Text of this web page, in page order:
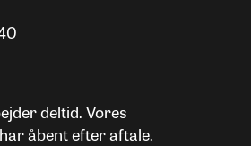
deltid. Vores
åbent efter aftale.